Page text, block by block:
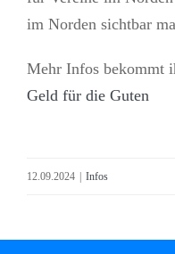
im Norden sichtbar
Mehr Infos bekommt
Geld für die Guten
12.09.2024 Infos